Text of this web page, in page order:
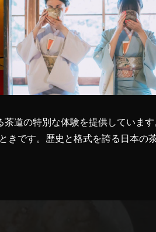
道の特別な体験を提供していま
です。歴史と格式を誇る日本の